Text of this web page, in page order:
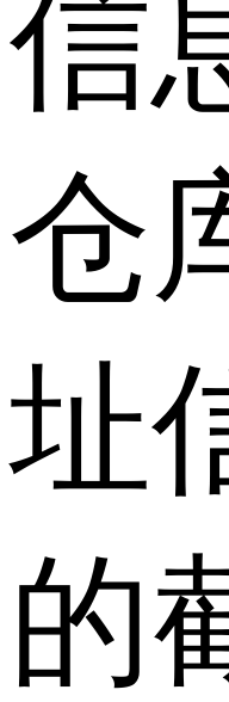
信
仓
址
的